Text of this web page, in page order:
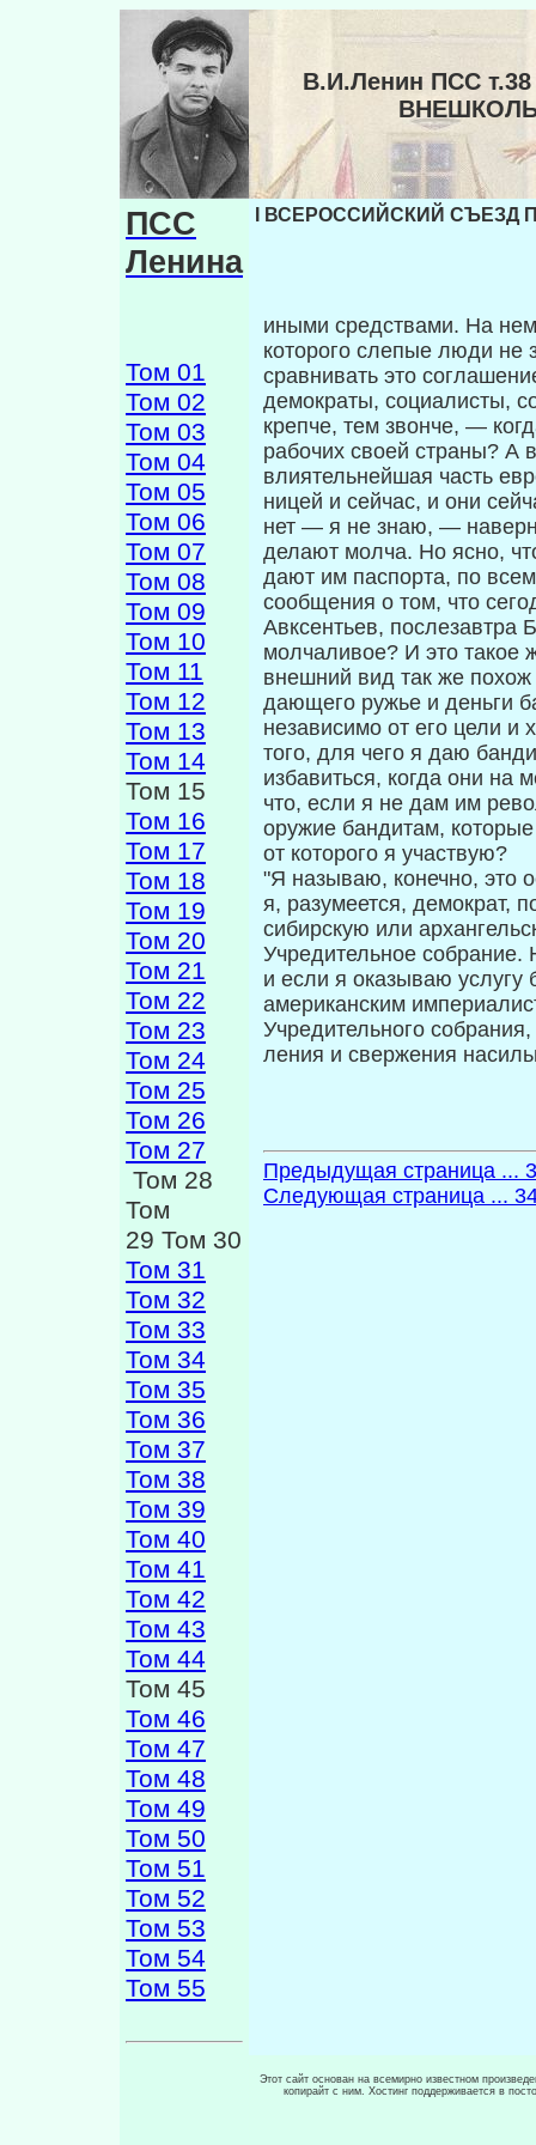
В.И.Ленин ПСС
ПСС
Ленина
Том 01
Том 02
Том 03
Том 04
Том 05
Том 06
Том 07
Том 08
Том 09
Том 10
Том 11
Том 12
Том 13
Том 14
Том 15
Том 16
Том 17
Том 18
Том 19
Том 20
Том 21
Том 22
Том 23
Том 24
Том 25
Том 26
Том 27
Том 28
Том
29 Том 30
Том 31
Том 32
Том 33
Том 34
Том 35
Том 36
Том 37
Том 38
Том 39
Том 40
Том 41
Том 42
Том 43
Том 44
Том 45
Том 46
Том 47
Том 48
Том 49
Том 50
Том 51
Том 52
Том 53
Том 54
Том 55
I ВСЕРОССИЙСКИЙ СЪЕЗД
иными средствами. На
которого сле­пые люди
сравнивать это
демократы, социалисты,
крепче, тем звонче, —
рабочих своей страны? А
влиятельнейшая часть
ницей и сейчас, и они
нет — я не знаю, —
делают молча. Но ясно,
дают им паспорта, по
сообщения о том, что
Авксентьев, послезавтра
молчаливое? И это такое
внешний вид так же
дающего ружье и деньги
независимо от его цели и
того, для чего я даю
избавиться, когда они на
что, если я не дам им
оружие бандитам,
от которого я уча­ствую?
"Я называю, конечно, это
я, ра­зумеется, демократ,
сибирскую или
Учредительное собрание.
и если я оказываю услугу
американским
Учредительного
ления и свержения
Предыдущая страница ...
Следующая страница ...
Этот сайт основан на всемирно известном
копирайт с ним. Хостинг поддерживается в